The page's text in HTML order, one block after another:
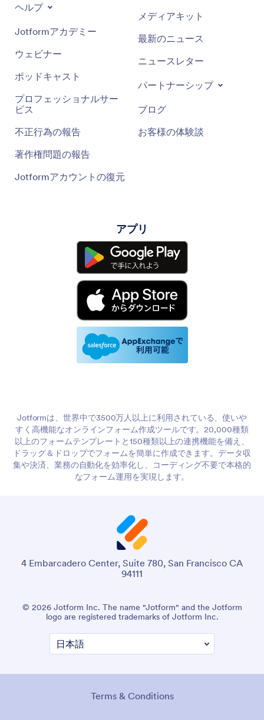
ヘルプ
Jotformアカデミー
ウェビナー
ポッドキャスト
プロフェッショナルサー
ビス
不正行為の報告
著作権問題の報告
Jotformアカウントの復元
メディアキット
最新のニュース
ニュースレター
パートナーシップ
ブログ
お客様の体験談
アプリ
Jotformは、世界中で3500万人以上に利用されている、使いや
すく高機能なオンラインフォーム作成ツールです。20,000種類
以上のフォームテンプレートと150種類以上の連携機能を備え、
ドラッグ＆ドロップでフォームを簡単に作成できます。データ収
集や決済、業務の自動化を効率化し、コーディング不要で本格的
なフォーム運用を実現します。
4 Embarcadero Center, Suite 780, San Francisco CA
94111
© 2026 Jotform Inc. The name "Jotform" and the Jotform
logo are registered trademarks of Jotform Inc.
Terms & Conditions